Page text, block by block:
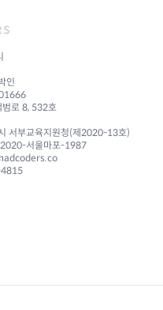
인
범로 8, 532호
서부교육지원청(제2020-13호)
2020-서울마포-1987